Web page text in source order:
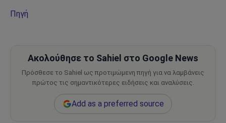
Πηγή
Ακολούθησε το Sahiel στο Google News
Πρόσθεσε το Sahiel ως προτιμώμενη πηγή για να λαμβάνεις
πρώτος τις σημαντικότερες ειδήσεις και αναλύσεις.
Add as a preferred source